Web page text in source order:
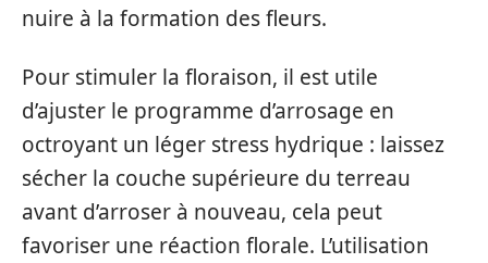
nuire à la formation des fleurs.
Pour stimuler la floraison, il est utile
d’ajuster le programme d’arrosage en
octroyant un léger stress hydrique : laissez
sécher la couche supérieure du terreau
avant d’arroser à nouveau, cela peut
favoriser une réaction florale. L’utilisation